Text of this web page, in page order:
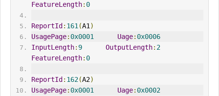
FeatureLength: 0
ReportId : 161 (A1 )
UsagePage: 0x0001 Uage: 0x0006
InputLength: 9 OutputLength: 2
FeatureLength: 0
ReportId : 162(A2)
UsagePage: 0x0001 Uage: 0x0002